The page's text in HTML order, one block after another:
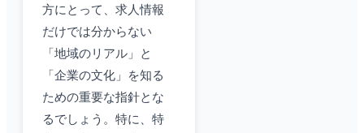
方にとって、求人情報
だけでは分からない
「地域のリアル」と
「企業の文化」を知る
ための重要な指針とな
るでしょう。特に、特